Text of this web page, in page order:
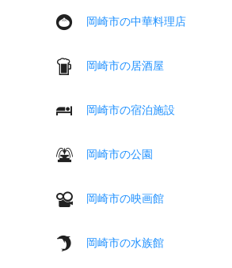
岡崎市の中華料理店
岡崎市の居酒屋
岡崎市の宿泊施設
岡崎市の公園
岡崎市の映画館
岡崎市の水族館